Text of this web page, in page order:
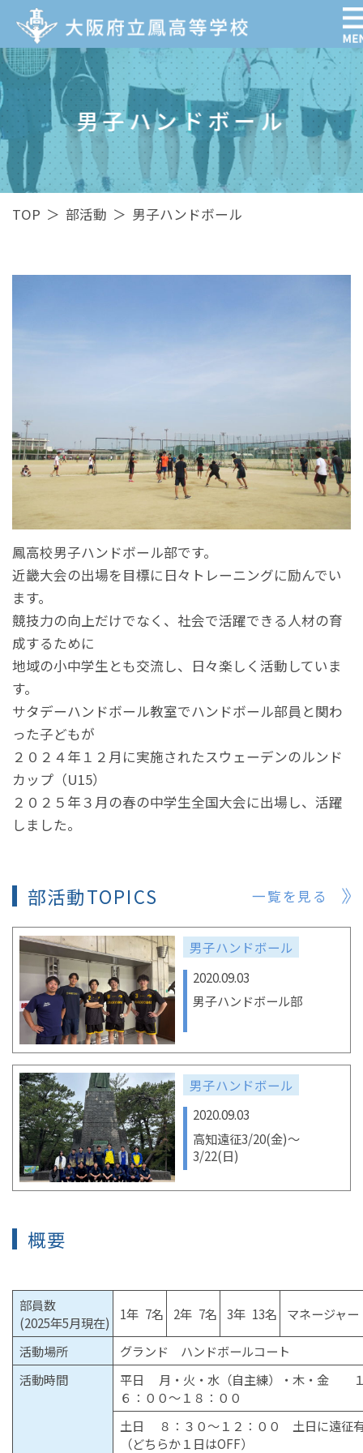
男子ハンドボール
TOP ＞ 部活動 ＞ 男子ハンドボール
鳳高校男子ハンドボール部です。
近畿大会の出場を目標に日々トレーニングに励んでい
ます。
競技力の向上だけでなく、社会で活躍できる人材の育
成するために
地域の小中学生とも交流し、日々楽しく活動していま
す。
サタデーハンドボール教室でハンドボール部員と関わ
った子どもが
２０２４年１２月に実施されたスウェーデンのルンド
カップ（U15）
２０２５年３月の春の中学生全国大会に出場し、活躍
しました。
部活動TOPICS
男子ハンドボール
2020.09.03
男子ハンドボール部
男子ハンドボール
2020.09.03
高知遠征3/20(金)〜
3/22(日)
一覧を見る
概要
部員数
(2025年5月現在)
1年 7名 2年 7名 3年 13名 マネージャ
活動場所
グランド ハンドボールコート
活動時間
平日 月・火・水（自主練）・木・金
６：００～１８：００
土日 ８：３０～１２：００ 土日に遠征
（どちらか１日はOFF）